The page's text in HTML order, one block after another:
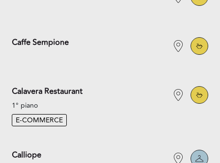
Caffe Sempione
Calavera Restaurant
1° piano
E-COMMERCE
Calliope